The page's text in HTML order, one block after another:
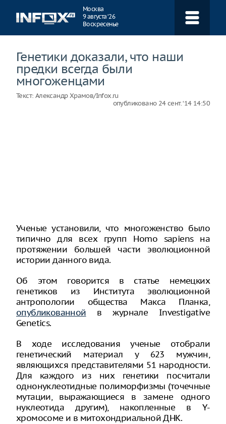
Москва
9 августа ‘26
Воскресенье
Генетики доказали, что наши
предки всегда были
многоженцами
Текст: Александр Храмов/Infox.ru
опубликовано 24 сент. ‘14 14:50
Ученые установили, что многоженство было
типично для всех групп Homo sapiens на
протяжении большей части эволюционной
истории данного вида.
Об этом говорится в статье немецких
генетиков из Института эволюционной
антропологии общества Макса Планка,
опубликованной в журнале Investigative
Genetics.
В ходе исследования ученые отобрали
генетический материал у 623 мужчин,
являющихся представителями 51 народности.
Для каждого из них генетики посчитали
однонуклеотидные полиморфизмы (точечные
мутации, выражающиеся в замене одного
нуклеотида другим), накопленные в Y-
хромосоме и в митохондриальной ДНК.